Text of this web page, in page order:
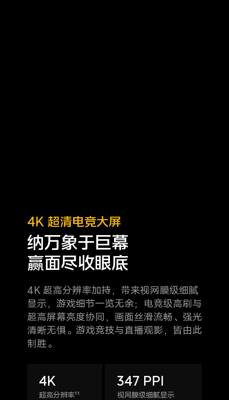
4K 超清电竞大屏
纳万象于巨幕
赢面尽收眼底
4K 超高分辨率加持，带来视网膜级细腻
显示，游戏细节一览无余；电竞级高刷与
超高屏幕亮度协同，画面丝滑流畅、强光
清晰无惧。 游戏竞技与直播观影，皆由此
制胜。
4K
超高分辨率¹¹
347 PPI
视网膜级细腻显示